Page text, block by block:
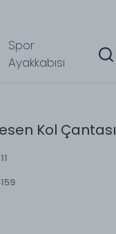
Spor
Ayakkabısı
Kol Çantası